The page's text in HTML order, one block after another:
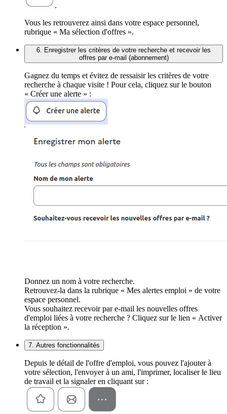
.
Vous les retrouverez ainsi dans votre espace personnel,
rubrique « Ma sélection d'offres ».
6. Enregistrer les critères de votre recherche et recevoir les
offres par e-mail (abonnement)
Gagnez du temps et évitez de ressaisir les critères de votre
recherche à chaque visite ! Pour cela, cliquez sur le bouton
« Créer une alerte » :
Donnez un nom à votre recherche.
Retrouvez-la dans la rubrique « Mes alertes emploi » de votre
espace personnel.
Vous souhaitez recevoir par e-mail les nouvelles offres
d'emploi liées à votre recherche ? Cliquez sur le lien « Activer
la réception ».
7. Autres fonctionnalités
Depuis le détail de l'offre d'emploi, vous pouvez l'ajouter à
votre sélection, l'envoyer à un ami, l'imprimer, localiser le lieu
de travail et la signaler en cliquant sur :